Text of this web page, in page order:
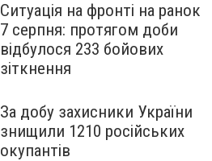
Ситуація на фронті на ранок
7 серпня: протягом доби
відбулося 233 бойових
зіткнення
За добу захисники України
знищили 1210 російських
окупантів